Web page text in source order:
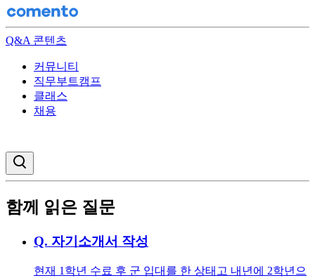
Q&A 콘텐츠
커뮤니티
직무부트캠프
클래스
채용
함께 읽은 질문
Q. 자기소개서 작성
현재 1학년 수료 후 군 입대를 한 상태고 내년에 2학년으